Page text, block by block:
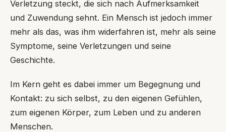
Verletzung steckt, die sich nach Aufmerksamkeit
und Zuwendung sehnt. Ein Mensch ist jedoch immer
mehr als das, was ihm widerfahren ist, mehr als seine
Symptome, seine Verletzungen und seine
Geschichte.
Im Kern geht es dabei immer um Begegnung und
Kontakt: zu sich selbst, zu den eigenen Gefühlen,
zum eigenen Körper, zum Leben und zu anderen
Menschen.